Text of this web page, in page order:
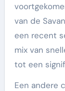
van de
een recent
mix van
tot een
Een andere